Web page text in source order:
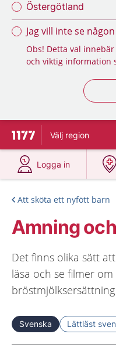
Östergötland
Jag vill inte se
Obs! Detta val
och viktig information
Till startsidan för 1177
Välj region
Logga in
på 1177.se
Att sköta ett nyfött barn
Amning
Det finns olika sätt
läsa och se filmer om
Svenska Lättläst